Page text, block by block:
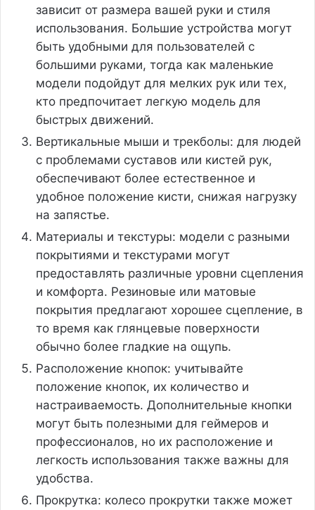
зависит от размера вашей руки и стиля
использования. Большие устройства могут
быть удобными для пользователей с
большими руками, тогда как маленькие
модели подойдут для мелких рук или тех,
кто предпочитает легкую модель для
быстрых движений.
Вертикальные мыши и трекболы: для людей
с проблемами суставов или кистей рук,
обеспечивают более естественное и
удобное положение кисти, снижая нагрузку
на запястье.
Материалы и текстуры: модели с разными
покрытиями и текстурами могут
предоставлять различные уровни сцепления
и комфорта. Резиновые или матовые
покрытия предлагают хорошее сцепление, в
то время как глянцевые поверхности
обычно более гладкие на ощупь.
Расположение кнопок: учитывайте
положение кнопок, их количество и
настраиваемость. Дополнительные кнопки
могут быть полезными для геймеров и
профессионалов, но их расположение и
легкость использования также важны для
удобства.
Прокрутка: колесо прокрутки также может